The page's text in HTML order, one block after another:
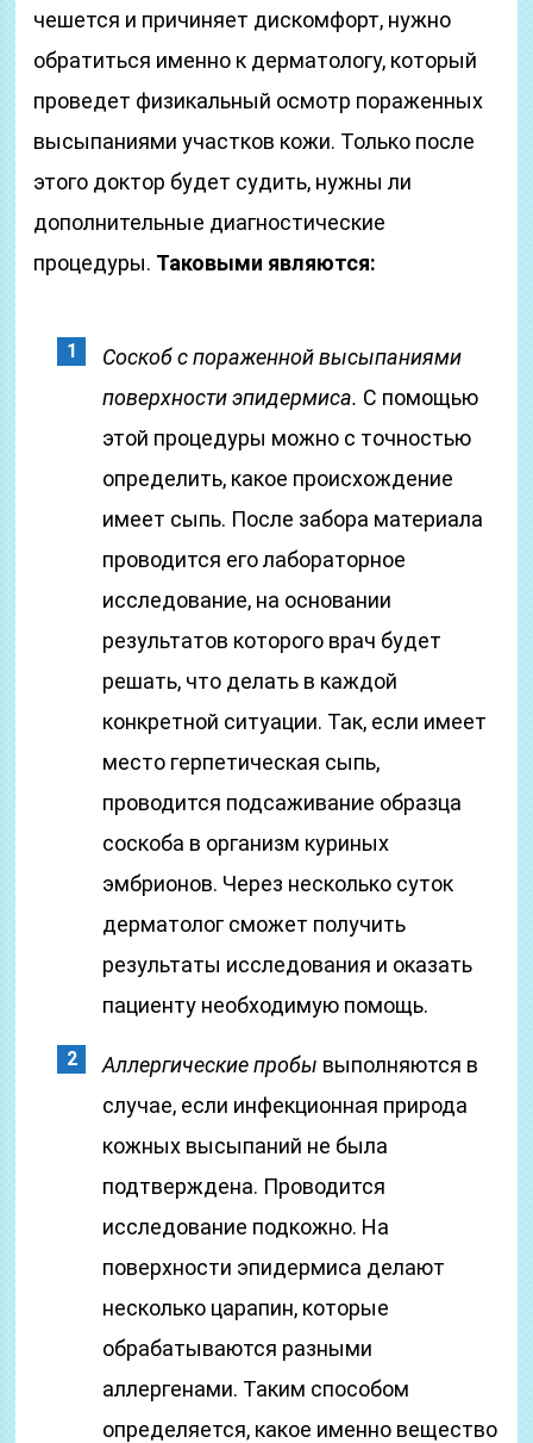
чешется и причиняет дискомфорт, нужно
обратиться именно к дерматологу, который
проведет физикальный осмотр пораженных
высыпаниями участков кожи. Только после
этого доктор будет судить, нужны ли
дополнительные диагностические
процедуры. Таковыми являются:
Соскоб с пораженной высыпаниями
поверхности эпидермиса. С помощью
этой процедуры можно с точностью
определить, какое происхождение
имеет сыпь. После забора материала
проводится его лабораторное
исследование, на основании
результатов которого врач будет
решать, что делать в каждой
конкретной ситуации. Так, если имеет
место герпетическая сыпь,
проводится подсаживание образца
соскоба в организм куриных
эмбрионов. Через несколько суток
дерматолог сможет получить
результаты исследования и оказать
пациенту необходимую помощь.
Аллергические пробы выполняются в
случае, если инфекционная природа
кожных высыпаний не была
подтверждена. Проводится
исследование подкожно. На
поверхности эпидермиса делают
несколько царапин, которые
обрабатываются разными
аллергенами. Таким способом
определяется, какое именно вещество